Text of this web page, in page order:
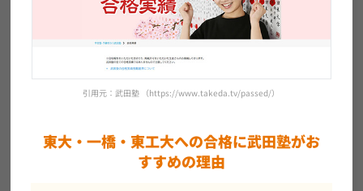
引用元：武田塾 （https://www.takeda.tv/passed/）
東大・一橋・東工大への合格に武田塾がお
すすめの理由